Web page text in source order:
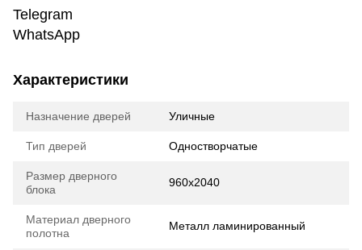
Telegram
WhatsApp
Характеристики
Назначение дверей Уличные
Тип дверей Одностворчатые
Размер дверного
блока
960х2040
Материал дверного
полотна
Металл ламинированный